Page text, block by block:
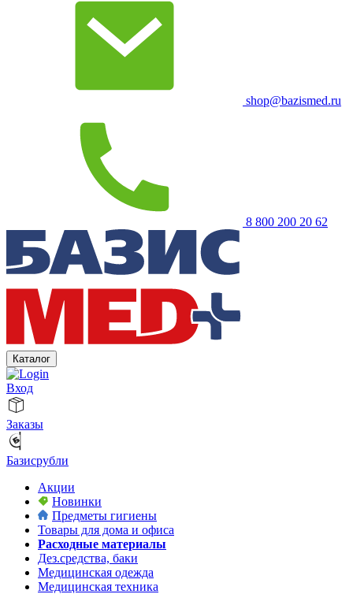
shop@bazismed.ru
8 800 200 20 62
Каталог
Вход
Заказы
Базисрубли
Акции
Новинки
Предметы гигиены
Товары для дома и офиса
Расходные материалы
Дез.средства, баки
Медицинская одежда
Медицинская техника